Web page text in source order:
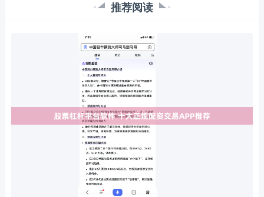
推荐阅读